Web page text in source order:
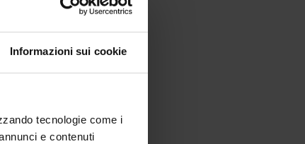
Informazioni sui cookie
tecnologie come i
e contenuti